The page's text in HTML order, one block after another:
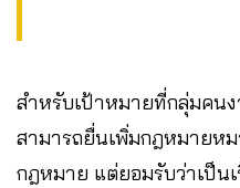
สำหรับเป้าหมายที่กลุ่มคน
สามารถยื่นเพิ่มกฎหมายหม
กฎหมาย แต่ยอมรับว่าเป็น